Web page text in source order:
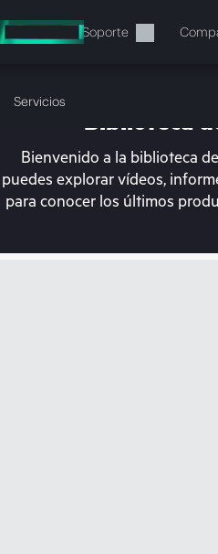
al
contenido
Soporte
Servicios
En estos
Biblioteca
Bienvenido a la biblioteca
puedes explorar vídeos,
para conocer los últimos